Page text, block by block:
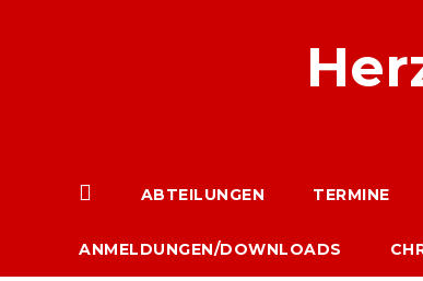
ABTEILUNGEN TERMINE
ANMELDUNGEN/DOWNLOADS